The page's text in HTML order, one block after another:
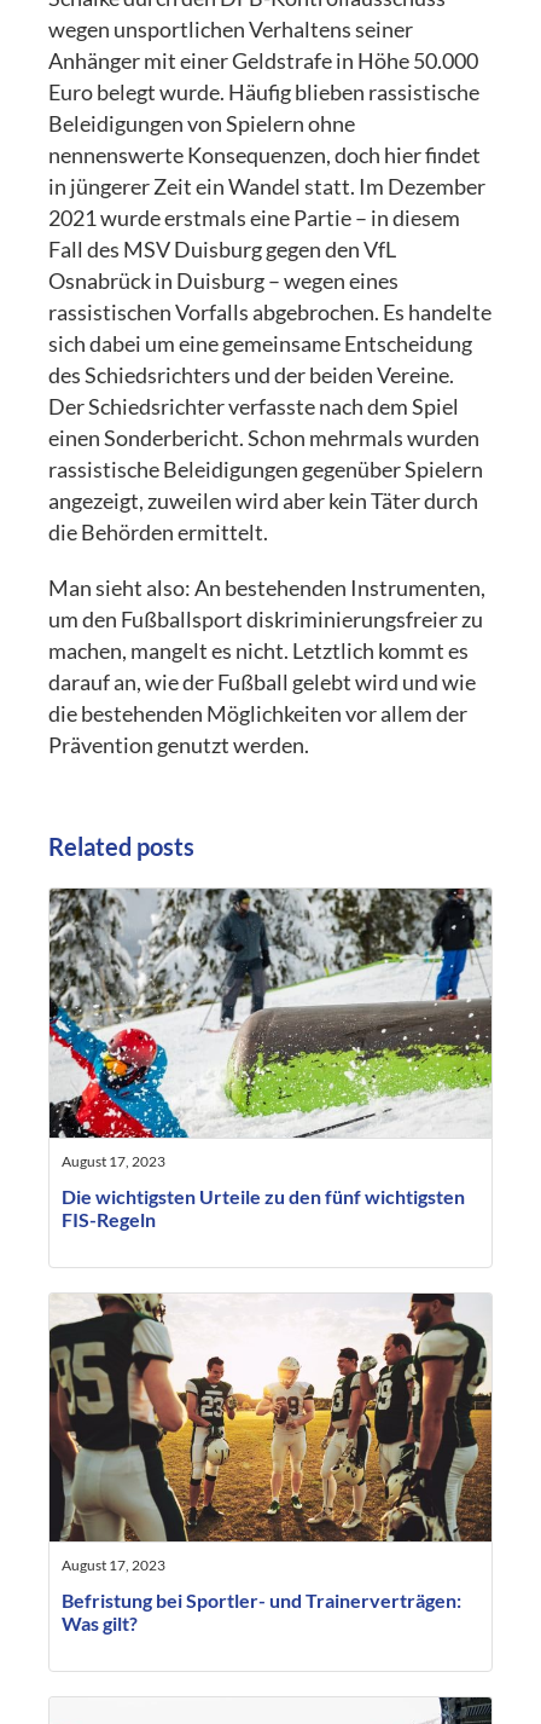
wegen unsportlichen Verhaltens seiner
Anhänger mit einer Geldstrafe in Höhe 50.000
Euro belegt wurde. Häufig blieben rassistische
Beleidigungen von Spielern ohne
nennenswerte Konsequenzen, doch hier findet
in jüngerer Zeit ein Wandel statt. Im Dezember
2021 wurde erstmals eine Partie – in diesem
Fall des MSV Duisburg gegen den VfL
Osnabrück in Duisburg – wegen eines
rassistischen Vorfalls abgebrochen. Es handelte
sich dabei um eine gemeinsame Entscheidung
des Schiedsrichters und der beiden Vereine.
Der Schiedsrichter verfasste nach dem Spiel
einen Sonderbericht. Schon mehrmals wurden
rassistische Beleidigungen gegenüber Spielern
angezeigt, zuweilen wird aber kein Täter durch
die Behörden ermittelt.
Man sieht also: An bestehenden Instrumenten,
um den Fußballsport diskriminierungsfreier zu
machen, mangelt es nicht. Letztlich kommt es
darauf an, wie der Fußball gelebt wird und wie
die bestehenden Möglichkeiten vor allem der
Prävention genutzt werden.
Related posts
August 17, 2023
Die wichtigsten Urteile zu den fünf wichtigsten
FIS-Regeln
August 17, 2023
Befristung bei Sportler- und Trainerverträgen:
Was gilt?